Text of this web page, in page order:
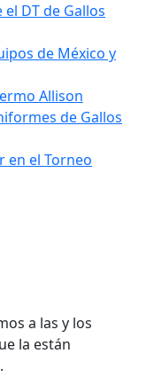
DT de Gallos
de México y
Allison
de Gallos
en el Torneo
a las y los
la están